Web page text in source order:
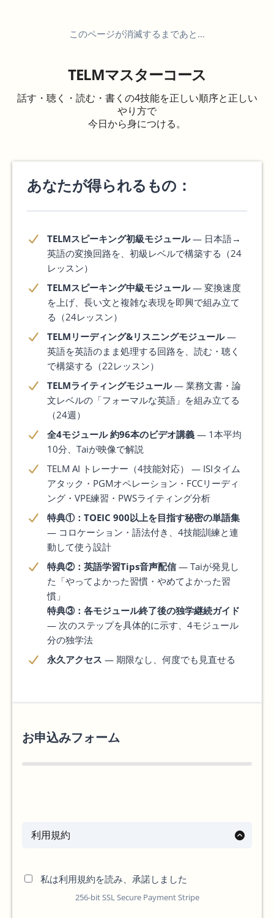
このページが消滅するまであと…
TELMマスターコース
話す・聴く・読む・書くの4技能を正しい順序と正しい
やり方で
今日から身につける。
あなたが得られるもの：
TELMスピーキング初級モジュール— 日本語→
英語の変換回路を、初級レベルで構築する（24
レッスン）
TELMスピーキング中級モジュール— 変換速度
を上げ、長い文と複雑な表現を即興で組み立て
る（24レッスン）
TELMリーディング&リスニングモジュール—
英語を英語のまま処理する回路を、読む・聴く
で構築する（22レッスン）
TELMライティングモジュール— 業務文書・論
文レベルの「フォーマルな英語」を組み立てる
（24週）
全4モジュール 約96本のビデオ講義— 1本平均
10分、Taiが映像で解説
TELM AI トレーナー（4技能対応） — ISIタイム
アタック・PGMオペレーション・FCCリーディ
ング・VPE練習・PWSライティング分析
特典①：TOEIC 900以上を目指す秘密の単語集
— コロケーション・語法付き、4技能訓練と連
動して使う設計
特典②：英語学習Tips音声配信— Taiが発見し
た「やってよかった習慣・やめてよかった習
慣」
特典③：各モジュール終了後の独学継続ガイド
— 次のステップを具体的に示す、4モジュール
分の独学法
永久アクセス — 期限なし、何度でも見直せる
お申込みフォーム
利用規約
私は利用規約を読み、承諾しました
256-bit SSL Secure Payment Stripe